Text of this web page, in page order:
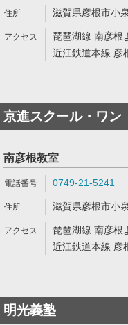
滋賀県彦根市小
琵琶湖線 南彦根
近江鉄道本線 彦
京進スクール・ワン
南彦根教室
0749-21-5241
滋賀県彦根市小
琵琶湖線 南彦根
近江鉄道本線 彦
明光義塾